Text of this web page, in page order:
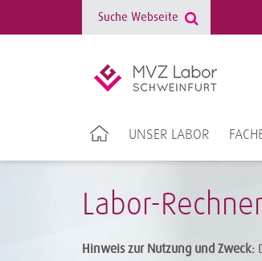
UNSER LABOR
Labor-Rechner
Hinweis zur Nutzung und Zweck: